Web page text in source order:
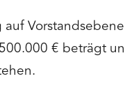
€ beträgt